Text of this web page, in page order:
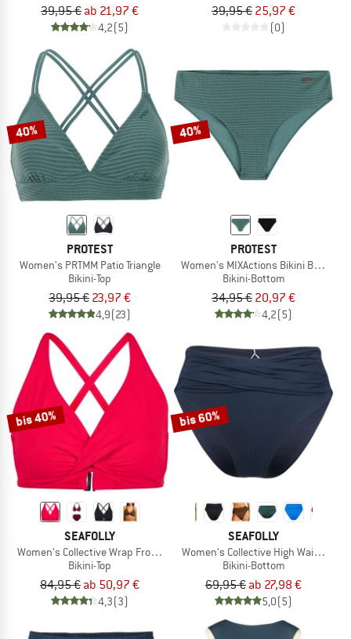
39,95 € ab 21,97 €
4,2(5)
39,95 € 25,97 €
(0)
40%
PROTEST
Women's PRTMM Patio Triangle
Bikini-Top
39,95 € 23,97 €
4,9(23)
40%
PROTEST
Women's MIXActions Bikini Bottom
Bikini-Bottom
34,95 € 20,97 €
4,2(5)
bis 40%
SEAFOLLY
Women's Collective Wrap Front F Cup Bra
Bikini-Top
84,95 € ab 50,97 €
4,3(3)
bis 60%
SEAFOLLY
Women's Collective High Waist
Bikini-Bottom
69,95 € ab 27,98 €
5,0(5)